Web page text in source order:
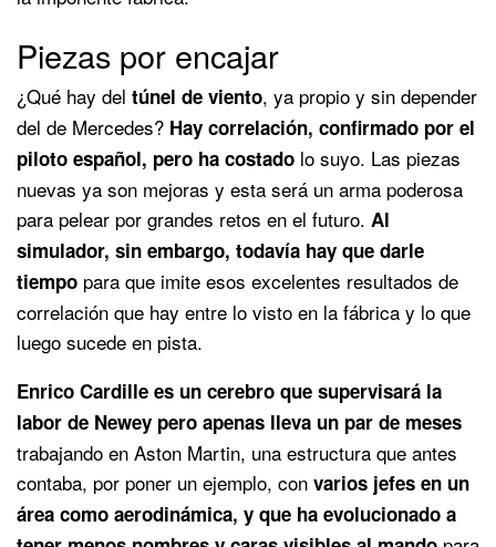
Piezas por encajar
¿Qué hay del túnel de viento, ya propio y sin depender
del de Mercedes? Hay correlación, confirmado por el
piloto español, pero ha costado lo suyo. Las piezas
nuevas ya son mejoras y esta será un arma poderosa
para pelear por grandes retos en el futuro. Al
simulador, sin embargo, todavía hay que darle
tiempo para que imite esos excelentes resultados de
correlación que hay entre lo visto en la fábrica y lo que
luego sucede en pista.
Enrico Cardille es un cerebro que supervisará la
labor de Newey pero apenas lleva un par de meses
trabajando en Aston Martin, una estructura que antes
contaba, por poner un ejemplo, con varios jefes en un
área como aerodinámica, y que ha evolucionado a